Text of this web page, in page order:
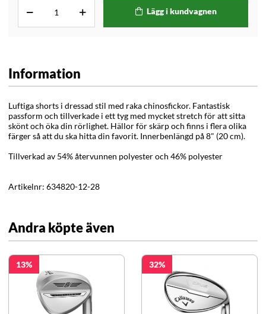
Lägg i kundvagnen
Information
Luftiga shorts i dressad stil med raka chinosfickor. Fantastisk
passform och tillverkade i ett tyg med mycket stretch för att sitta
skönt och öka din rörlighet. Hällor för skärp och finns i flera olika
färger så att du ska hitta din favorit. Innerbenlängd på 8" (20 cm).
Tillverkad av 54% återvunnen polyester och 46% polyester
Artikelnr: 634820-12-28
Andra köpte även
13 32